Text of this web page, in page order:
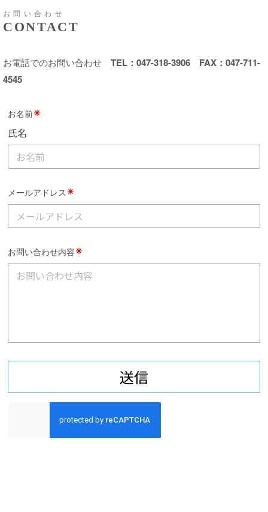
お問い合わせ
CONTACT
お電話でのお問い合わせ TEL：047-318-3906 FAX：047-711-
4545